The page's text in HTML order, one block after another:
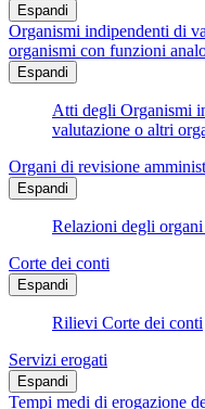
Espandi
Organismi indipendenti di
organismi con funzioni
Espandi
Atti degli Organismi
valutazione o altri
Organi di revisione
Espandi
Relazioni degli
Corte dei conti
Espandi
Rilievi Corte dei conti
Servizi erogati
Espandi
Tempi medi di erogazione